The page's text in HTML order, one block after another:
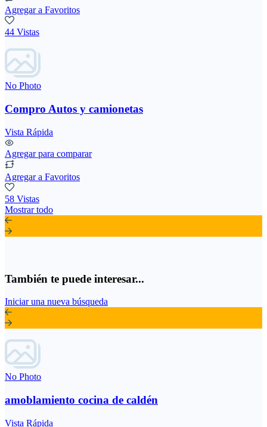
Agregar a Favoritos
44 Vistas
No Photo
Compro Autos y camionetas
Vista Rápida
Agregar para comparar
Agregar a Favoritos
58 Vistas
Mostrar todo
También te puede interesar...
Iniciar una nueva búsqueda
No Photo
amoblamiento cocina de caldén
Vista Rápida